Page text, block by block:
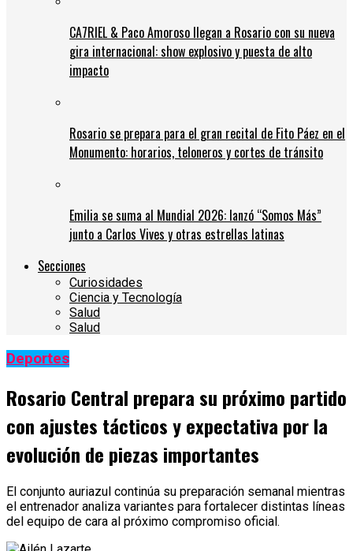
CA7RIEL & Paco Amoroso llegan a Rosario con su nueva
gira internacional: show explosivo y puesta de alto
impacto
Rosario se prepara para el gran recital de Fito Páez en el
Monumento: horarios, teloneros y cortes de tránsito
Emilia se suma al Mundial 2026: lanzó “Somos Más”
junto a Carlos Vives y otras estrellas latinas
Secciones
Curiosidades
Ciencia y Tecnología
Salud
Salud
Deportes
Rosario Central prepara su próximo partido
con ajustes tácticos y expectativa por la
evolución de piezas importantes
El conjunto auriazul continúa su preparación semanal mientras
el entrenador analiza variantes para fortalecer distintas líneas
del equipo de cara al próximo compromiso oficial.